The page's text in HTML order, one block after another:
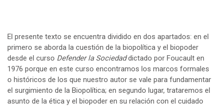
El presente texto se encuentra dividido en dos apartados: en el
primero se aborda la cuestión de la biopolítica y el biopoder
desde el curso Defender la Sociedaddictado por Foucault en
1976 porque en este curso encontramos los marcos formales
o históricos de los que nuestro autor se vale para fundamentar
el surgimiento de la Biopolítica; en segundo lugar, trataremos el
asunto de la ética y el biopoder en su relación con el cuidado